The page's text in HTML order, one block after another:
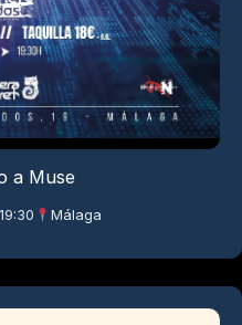
a Muse
19:30 Málaga